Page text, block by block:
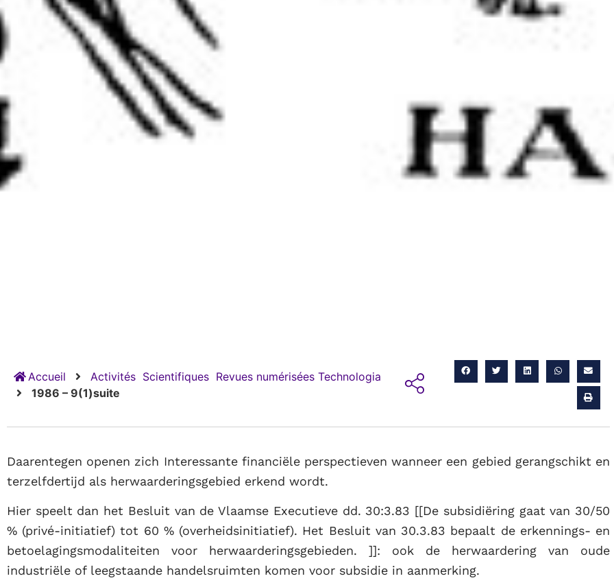
Accueil Activités Scientifiques Revues numérisées Technologia
1986 – 9(1)suite
Daarentegen openen zich Interessante financiële perspectieven wanneer een gebied gerangschikt en
terzelfdertijd als herwaarderingsgebied erkend wordt.
Hier speelt dan het Besluit van de Vlaamse Executieve dd. 30:3.83 [[De subsidiëring gaat van 30/50
% (privé-initiatief) tot 60 % (overheidsinitiatief). Het Besluit van 30.3.83 bepaalt de erkennings- en
betoelagingsmodaliteiten voor herwaarderingsgebieden. ]]: ook de herwaardering van oude
industriële of leegstaande handelsruimten komen voor subsidie in aanmerking.